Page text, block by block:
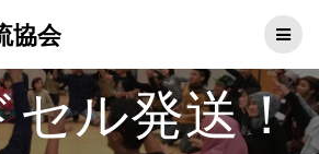
ン
ツ
へ
協会
セル発送！